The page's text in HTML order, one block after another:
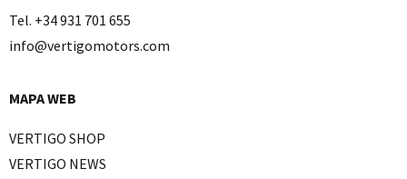
Tel. +34 931 701 655
info@vertigomotors.com
MAPA WEB
VERTIGO SHOP
VERTIGO NEWS